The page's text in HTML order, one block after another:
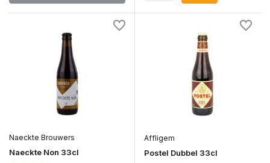
Naeckte Brouwers
Naeckte Non 33cl
Affligem
Postel Dubbel 33cl